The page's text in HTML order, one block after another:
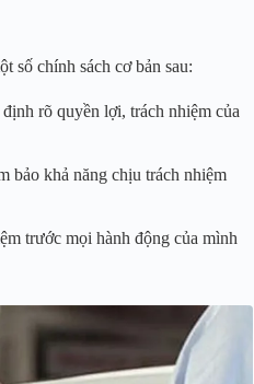
số chính sách cơ bản sau:
rõ quyền lợi, trách nhiệm của
bảo khả năng chịu trách nhiệm
trước mọi hành động của mình